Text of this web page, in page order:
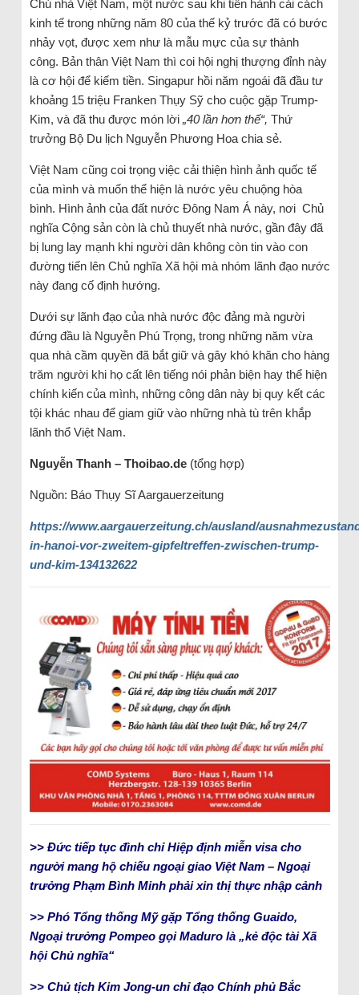
Chủ nhà Việt Nam, một nước sau khi tiến hành cải cách
kinh tế trong những năm 80 của thế kỷ trước đã có bước
nhảy vọt, được xem như là mẫu mực của sự thành
công. Bản thân Việt Nam thì coi hội nghị thượng đỉnh này
là cơ hội để kiếm tiền. Singapur hồi năm ngoái đã đầu tư
khoảng 15 triệu Franken Thụy Sỹ cho cuộc gặp Trump-
Kim, và đã thu được món lời „40 lần hơn thế“, Thứ
trưởng Bộ Du lịch Nguyễn Phương Hoa chia sẻ.
Việt Nam cũng coi trọng việc cải thiện hình ảnh quốc tế
của mình và muốn thể hiện là nước yêu chuộng hòa
bình. Hình ảnh của đất nước Đông Nam Á này, nơi Chủ
nghĩa Cộng sản còn là chủ thuyết nhà nước, gần đây đã
bị lung lay mạnh khi người dân không còn tin vào con
đường tiến lên Chủ nghĩa Xã hội mà nhóm lãnh đạo nước
này đang cố định hướng.
Dưới sự lãnh đạo của nhà nước độc đảng mà người
đứng đầu là Nguyễn Phú Trọng, trong những năm vừa
qua nhà cầm quyền đã bắt giữ và gây khó khăn cho hàng
trăm người khi họ cất lên tiếng nói phản biện hay thể hiện
chính kiến của mình, những công dân này bị quy kết các
tội khác nhau để giam giữ vào những nhà tù trên khắp
lãnh thổ Việt Nam.
Nguyễn Thanh – Thoibao.de(tổng hợp)
Nguồn: Báo Thụy Sĩ Aargauerzeitung
https://www.aargauerzeitung.ch/ausland/
in-hanoi-vor-zweitem-gipfeltreffen-zwischen-trump-
und-kim-134132622
>> Đức tiếp tục đình chỉ Hiệp định miễn visa cho
người mang hộ chiếu ngoại giao Việt Nam – Ngoại
trưởng Phạm Bình Minh phải xin thị thực nhập cảnh
>> Phó Tổng thống Mỹ gặp Tổng thống Guaido,
Ngoại trưởng Pompeo gọi Maduro là „kẻ độc tài Xã
hội Chủ nghĩa“
>> Chủ tịch Kim Jong-un chỉ đạo Chính phủ Bắc